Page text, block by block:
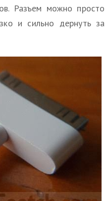
Разъем можно просто
и сильно дернуть за